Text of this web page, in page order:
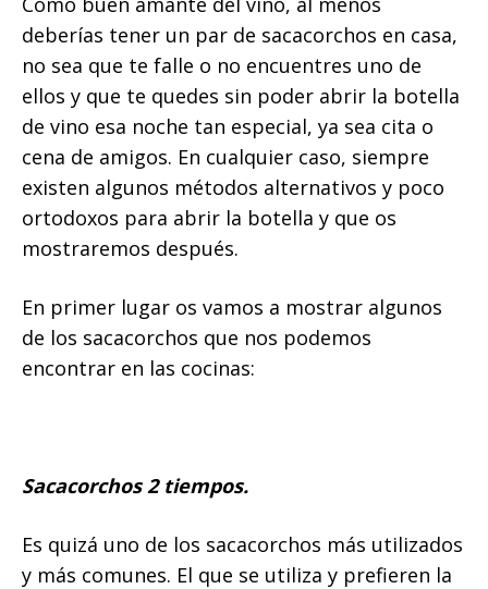
deberías tener un par de sacacorchos en casa,
no sea que te falle o no encuentres uno de
ellos y que te quedes sin poder abrir la botella
de vino esa noche tan especial, ya sea cita o
cena de amigos. En cualquier caso, siempre
existen algunos métodos alternativos y poco
ortodoxos para abrir la botella y que os
mostraremos después.
En primer lugar os vamos a mostrar algunos
de los sacacorchos que nos podemos
encontrar en las cocinas:
Sacacorchos 2 tiempos.
Es quizá uno de los sacacorchos más utilizados
y más comunes. El que se utiliza y prefieren la